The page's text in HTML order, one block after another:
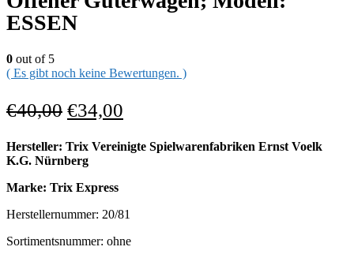
ESSEN
0 out of 5
( Es gibt noch keine Bewertungen. )
€40,00 €34,00
Hersteller: Trix Vereinigte Spielwarenfabriken Ernst Voelk
K.G. Nürnberg
Marke: Trix Express
Herstellernummer: 20/81
Sortimentsnummer: ohne